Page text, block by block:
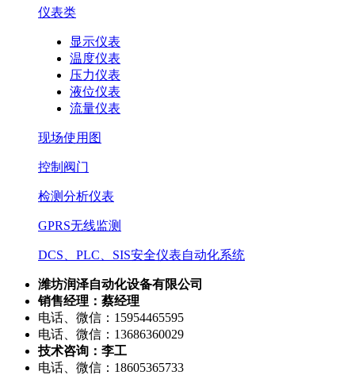
仪表类
显示仪表
温度仪表
压力仪表
液位仪表
流量仪表
现场使用图
控制阀门
检测分析仪表
GPRS无线监测
DCS、PLC、SIS安全仪表自动化系统
潍坊润泽自动化设备有限公司
销售经理：蔡经理
电话、微信：15954465595
电话、微信：13686360029
技术咨询：李工
电话、微信：18605365733